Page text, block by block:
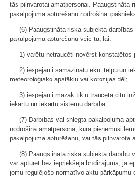
tās pilnvarotai amatpersonai. Paaugstināta
pakalpojuma apturēšanu nodrošina
(6) Paaugstināta riska subjekta
pakalpojuma apturēšanu veic tā, lai:
1) varētu netraucēti novērst konstatētos
2) iespējami samazinātu ēku, telpu un
meteoroloģisko apstākļu vai korozijas dēļ;
3) iespējami mazāk tiktu traucēta citu
iekārtu un iekārtu sistēmu darbība.
(7) Darbības vai sniegtā pakalpojuma
nodrošina amatpersona, kura pieņēmusi
pakalpojuma apturēšanu, vai tās pilnvarota
(8) Paaugstināta riska subjekta darbību
var apturēt bez iepriekšēja brīdinājuma, ja
jomu regulējošo normatīvo aktu pārkāpumu